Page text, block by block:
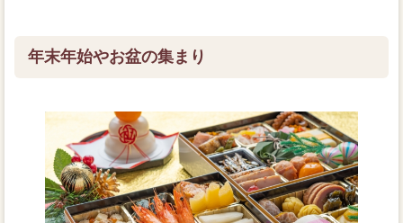
年末年始やお盆の集まり